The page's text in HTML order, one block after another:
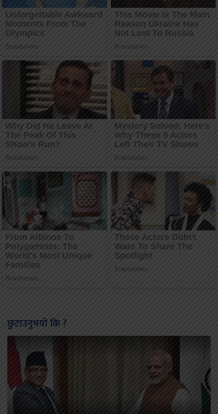
छुटाउनुभयो कि ?